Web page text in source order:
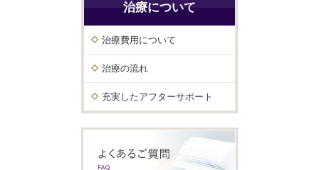
治療について
治療費用について
治療の流れ
充実したアフターサポート